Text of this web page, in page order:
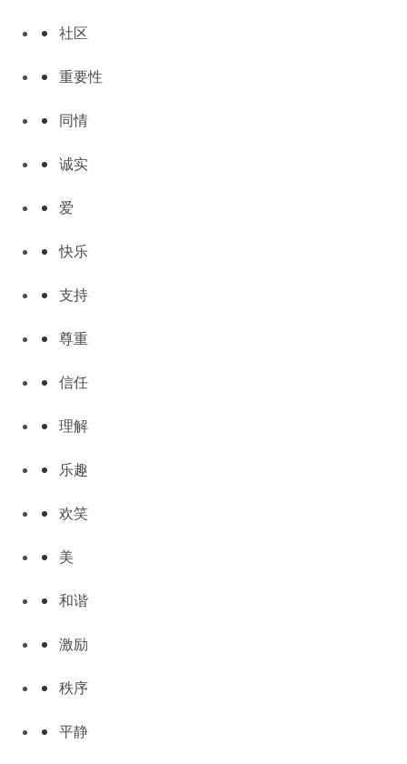
社区
重要性
同情
诚实
爱
快乐
支持
尊重
信任
理解
乐趣
欢笑
美
和谐
激励
秩序
平静